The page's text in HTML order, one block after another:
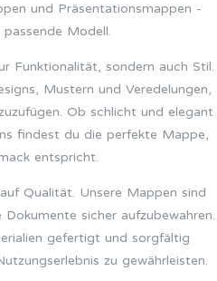
und Präsentationsmappen -
Modell.
Funktionalität, sondern auch Stil.
Mustern und Veredelungen,
Ob schlicht und elegant
findest du die perfekte Mappe,
entspricht.
Qualität. Unsere Mappen sind
sicher aufzubewahren.
gefertigt und sorgfältig
zu gewährleisten.